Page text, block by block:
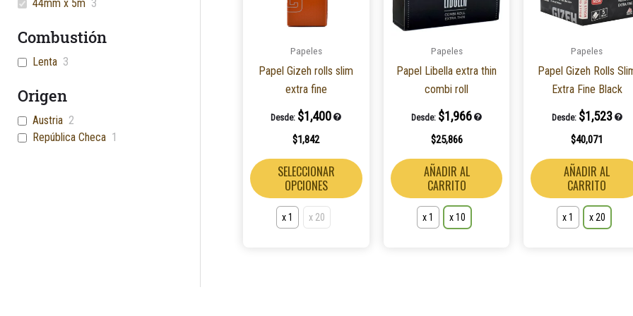
44mm x 5m 3
Combustión
Lenta 3
Origen
Austria 2
República Checa 1
Papeles
Papel Gizeh rolls slim
extra fine
Desde: $1,400
$1,842
SELECCIONAR
OPCIONES
producto
x 1 x 20
Papeles
Papel Libella extra thin
combi roll
Desde: $1,966
$25,866
AÑADIR AL
CARRITO
producto
x 1 x 10
Papeles
Papel Gizeh Rolls
Extra Fine Black
Desde: $1,523
$40,071
AÑADIR AL
CARRITO
x 1 x 20